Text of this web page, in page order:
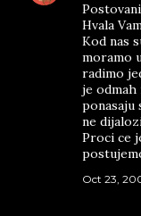
Hvala
Kod nas
moramo
radimo
je
ponasaju
ne
Proci ce
Oct 23,